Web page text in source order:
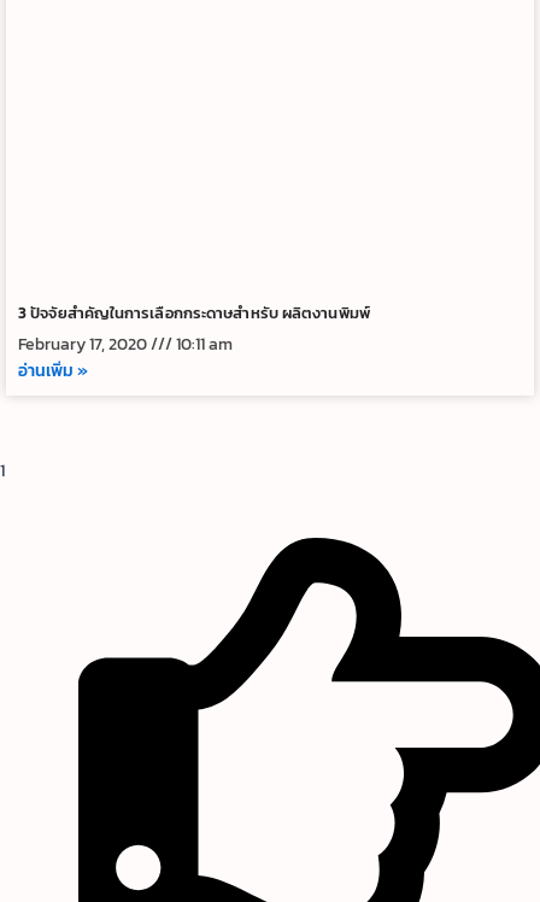
3 ปัจจัยสำคัญในการเลือกกระดาษสำหรับ ผลิตงานพิมพ์
February 17, 2020
10:11 am
อ่านเพิ่ม »